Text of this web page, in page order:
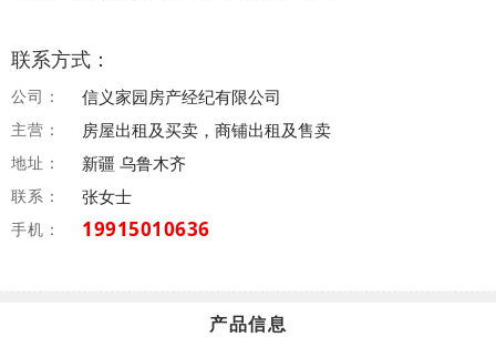
联系方式：
公司： 信义家园房产经纪有限公司
主营： 房屋出租及买卖，商铺出租及售卖
地址： 新疆 乌鲁木齐
联系： 张女士
手机： 19915010636
产品信息